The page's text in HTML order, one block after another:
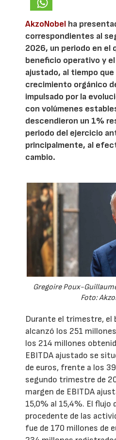
AkzoNobel ha
correspondientes al
2026, un periodo en el
beneficio operativo y el
ajustado, al tiempo
crecimiento orgánico
impulsado por la
con volúmenes
descendieron un 1%
periodo del ejercicio
principalmente, al
cambio.
Gregoire Poux-
Foto:
Durante el trimestre, el
alcanzó los 251
los 214 millones
EBITDA ajustado se
de euros, frente a los
segundo trimestre de
margen de EBITDA
15,0% al 15,4%. El flujo
procedente de las
fue de 170 millones de